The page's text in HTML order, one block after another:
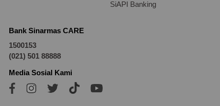
SiAPI Banking
Bank Sinarmas CARE
1500153
(021) 501 88888
Media Sosial Kami